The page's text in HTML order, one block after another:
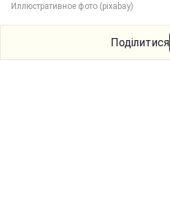
Иллюстративное фото (pixabay)
Поділитися